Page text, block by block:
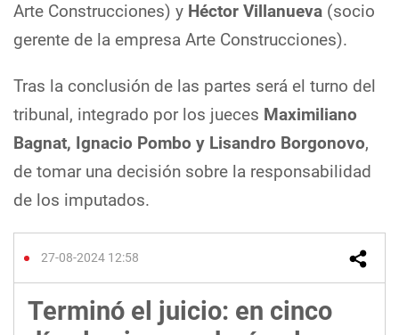
Arte Construcciones) y Héctor Villanueva (socio
gerente de la empresa Arte Construcciones).
Tras la conclusión de las partes será el turno del
tribunal, integrado por los jueces Maximiliano
Bagnat, Ignacio Pombo y Lisandro Borgonovo,
de tomar una decisión sobre la responsabilidad
de los imputados.
27-08-2024 12:58
Terminó el juicio: en cinco